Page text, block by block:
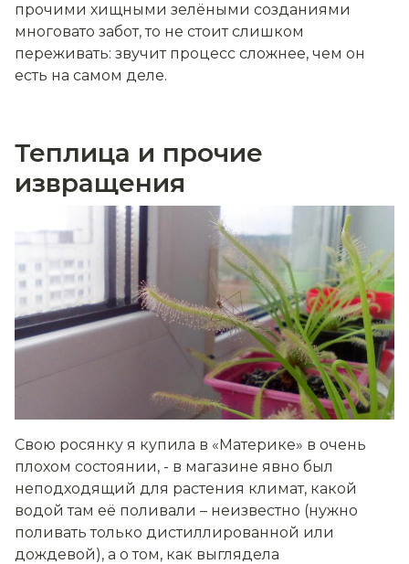
прочими хищными зелёными созданиями
многовато забот, то не стоит слишком
переживать: звучит процесс сложнее, чем он
есть на самом деле.
Теплица и прочие
извращения
Свою росянку я купила в «Материке» в очень
плохом состоянии, - в магазине явно был
неподходящий для растения климат, какой
водой там её поливали – неизвестно (нужно
поливать только дистиллированной или
дождевой), а о том, как выглядела